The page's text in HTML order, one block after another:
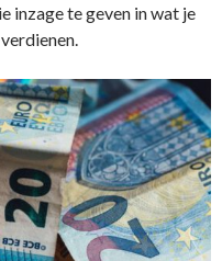
inzage te geven in wat je